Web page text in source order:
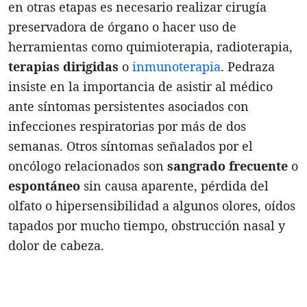
en otras etapas es necesario realizar cirugía
preservadora de órgano o hacer uso de
herramientas como quimioterapia, radioterapia,
terapias dirigidas o inmunoterapia. Pedraza
insiste en la importancia de asistir al médico
ante síntomas persistentes asociados con
infecciones respiratorias por más de dos
semanas. Otros síntomas señalados por el
oncólogo relacionados son sangrado frecuente o
espontáneo sin causa aparente, pérdida del
olfato o hipersensibilidad a algunos olores, oídos
tapados por mucho tiempo, obstrucción nasal y
dolor de cabeza.